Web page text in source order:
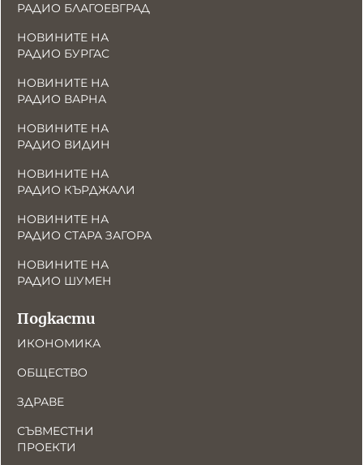
РАДИО БЛАГОЕВГРАД
НОВИНИТЕ НА
РАДИО БУРГАС
НОВИНИТЕ НА
РАДИО ВАРНА
НОВИНИТЕ НА
РАДИО ВИДИН
НОВИНИТЕ НА
РАДИО КЪРДЖАЛИ
НОВИНИТЕ НА
РАДИО СТАРА ЗАГОРА
НОВИНИТЕ НА
РАДИО ШУМЕН
Подкасти
ИКОНОМИКА
ОБЩЕСТВО
ЗДРАВЕ
СЪВМЕСТНИ
ПРОЕКТИ